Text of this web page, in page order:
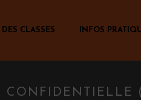
CLASSES INFOS